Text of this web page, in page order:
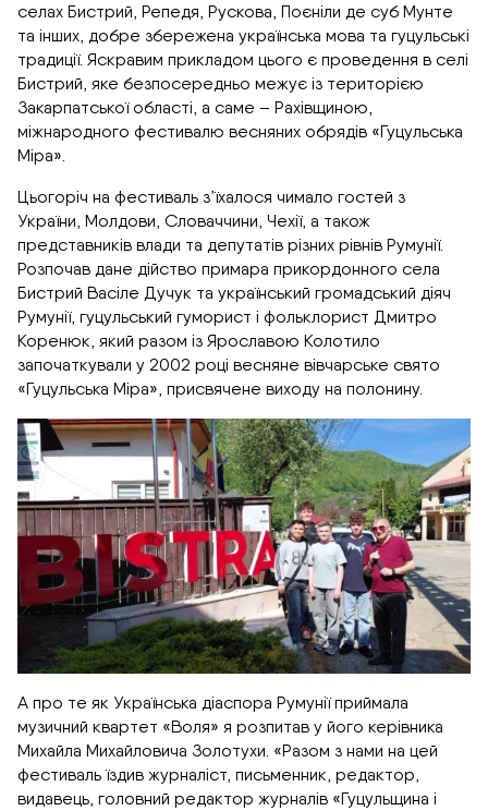
селах Бистрий, Репедя, Рускова, Поєніли де суб Мунте
та інших, добре збережена українська мова та гуцульські
традиції. Яскравим прикладом цього є проведення в селі
Бистрий, яке безпосередньо межує із територією
Закарпатської області, а саме – Рахівщиною,
міжнародного фестивалю весняних обрядів «Гуцульська
Міра».
Цьогоріч на фестиваль з’їхалося чимало гостей з
України, Молдови, Словаччини, Чехії, а також
представників влади та депутатів різних рівнів Румунії.
Розпочав дане дійство примара прикордонного села
Бистрий Васіле Дучук та український громадський діяч
Румунії, гуцульський гуморист і фольклорист Дмитро
Коренюк, який разом із Ярославою Колотило
започаткували у 2002 році весняне вівчарське свято
«Гуцульська Міра», присвячене виходу на полонину.
А про те як Українська діаспора Румунії приймала
музичний квартет «Воля» я розпитав у його керівника
Михайла Михайловича Золотухи. «Разом з нами на цей
фестиваль їздив журналіст, письменник, редактор,
видавець, головний редактор журналів «Гуцульщина і